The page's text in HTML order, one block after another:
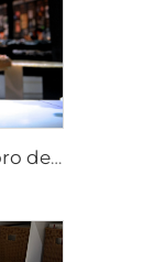
Adorno de piedra – Un pequeño tesoro de la artesanía de la naturaleza artesanías de piedra obras de arte en piedra